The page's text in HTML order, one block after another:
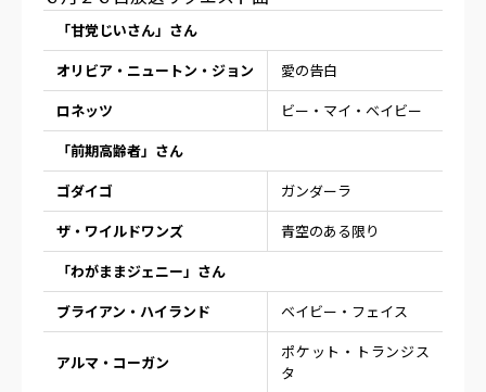
「甘党じいさん」さん
オリビア・ニュートン・ジョン
愛の告白
ロネッツ
ビー・マイ・ベイビー
「前期高齢者」さん
ゴダイゴ
ガンダーラ
ザ・ワイルドワンズ
青空のある限り
「わがままジェニー」さん
ブライアン・ハイランド
ベイビー・フェイス
アルマ・コーガン
ポケット・トランジス
タ